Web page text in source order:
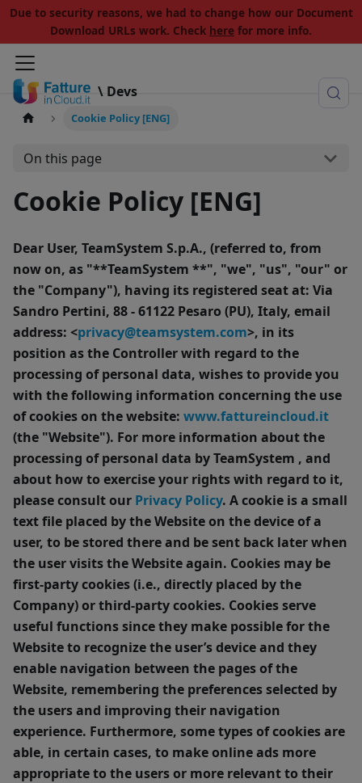
Due to security reasons, we had to change how our Document
Download URLs work. Check here for more info.
\ Devs
Cookie Policy [ENG]
On this page
Cookie Policy [ENG]
Dear User, TeamSystem S.p.A., (referred to, from
now on, as "**TeamSystem **", "we", "us", "our" or
the "Company"), having its registered seat at: Via
Sandro Pertini, 88 - 61122 Pesaro (PU), Italy, email
address: <privacy@teamsystem.com>, in its
position as the Controller with regard to the
processing of personal data, wishes to provide you
with the following information concerning the use
of cookies on the website: www.fattureincloud.it
(the "Website"). For more information about the
processing of personal data by TeamSystem , and
about how to exercise your rights with regard to it,
please consult our Privacy Policy. A cookie is a small
text file placed by the Website on the device of a
user, to be stored there and be sent back later when
the user visits the Website again. Cookies may be
first-party cookies (i.e., directly placed by the
Company) or third-party cookies. Cookies serve
useful functions since they make possible for the
Website to recognize the user’s device and they
enable navigation between the pages of the
Website, remembering the preferences selected by
the users and improving their navigation
experience. Furthermore, some types of cookies are
able, in certain cases, to make online ads more
appropriate to the users or more relevant to their